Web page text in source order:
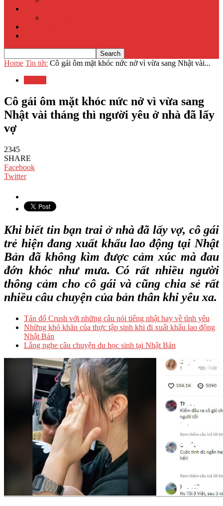
Home Tin tức Cô gái ôm mặt khóc nức nở vì vừa sang Nhật vài...
Cô gái ôm mặt khóc nức nở vì vừa sang
Nhật vài tháng thì người yêu ở nhà đã lấy
vợ
2345
SHARE
Facebook
Twitter
Khi biết tin bạn trai ở nhà đã lấy vợ, cô gái
trẻ hiện đang xuất khẩu lao động tại Nhật
Bản đã không kìm được cảm xúc mà đau
đớn khóc như mưa. Có rất nhiều người
thông cảm cho cô gái và cũng chia sẻ rất
nhiều câu chuyện của bản thân khi yêu xa.
Tán đổ Crush với những câu nói tiếng nhật hay về tình yêu
Những khó khăn của thực tập sinh khi đi xuất khẩu lao động
Nhật Bản
Lắng nghe câu chuyện du học sinh tại Nhật Bản